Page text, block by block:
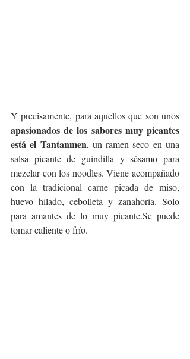
apasionados de los sabores muy picantes
está el Tantanmen, un ramen seco en una
salsa picante de guindilla y sésamo para
mezclar con los noodles. Viene acompañado
con la tradicional carne picada de miso,
huevo hilado, cebolleta y zanahoria. Solo
para amantes de lo muy picante.Se puede
tomar caliente o frío.